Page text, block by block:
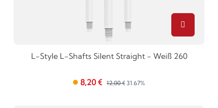
L-Style L-Shafts Silent Straight - Weiß 260
8,20 € 12,00 € 31.67%